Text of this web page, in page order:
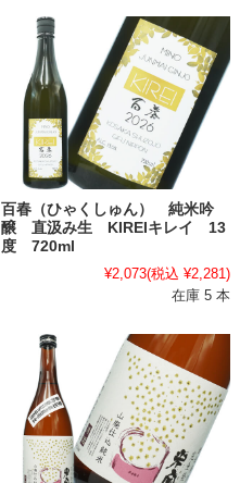
百春（ひゃくしゅん） 純米吟
醸 直汲み生 KIREIキレイ 13
度 720ml
¥2,073(税込 ¥2,281)
在庫 5 本